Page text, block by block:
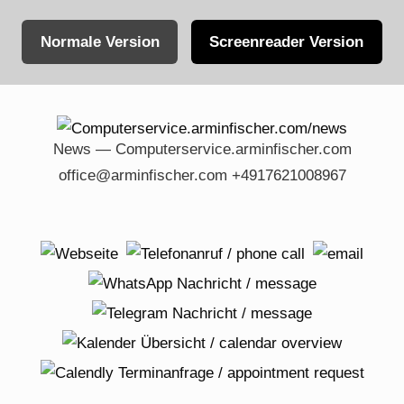
Normale Version Screenreader Version
content
News — Computerservice.arminfischer.com
office@arminfischer.com +4917621008967